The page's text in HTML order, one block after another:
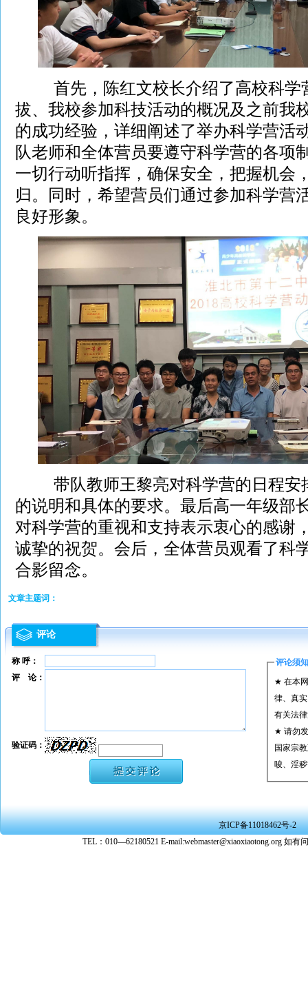
首先，陈红文校长介绍了高校科学
拔、我校参加科技活动的概况及之前我
的成功经验，详细阐述了举办科学营活
队老师和全体营员要遵守科学营的各项
一切行动听指挥，确保安全，把握机会
归。同时，希望营员们通过参加科学营
良好形象。
带队教师王黎亮对科学营的日程安
的说明和具体的要求。最后高一年级部
对科学营的重视和支持表示衷心的感谢
诚挚的祝贺。会后，全体营员观看了科
合影留念。
文章主题词：
评论
称 呼： 评论须知
★ 在本
律、真
有关法
★ 请勿
国家宗
唆、淫
★ 承担
★ 在本
转载、
★ 参与
评 论：
验证码：
京ICP备11018462号-2
TEL：010—62180521 E-mail:webmaster@xiaoxiaotong.org 如